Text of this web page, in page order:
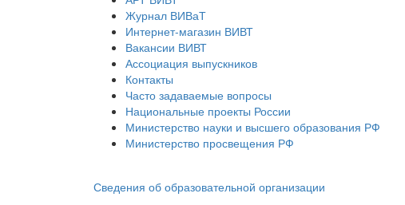
Журнал ВИВаТ
Интернет-магазин ВИВТ
Вакансии ВИВТ
Ассоциация выпускников
Контакты
Часто задаваемые вопросы
Национальные проекты России
Министерство науки и высшего образования РФ
Министерство просвещения РФ
Сведения об образовательной организации